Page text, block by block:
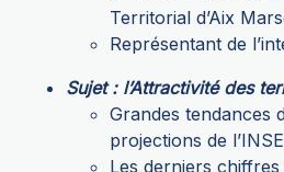
Territorial d’Aix
Représentant de
Sujet : l’Attractivité des
Grandes tendances
projections de
Les derniers chiffres